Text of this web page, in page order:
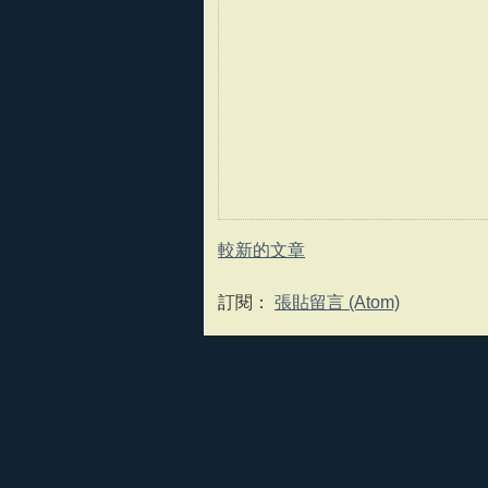
較新的文章
訂閱： 張貼留言 (Atom)